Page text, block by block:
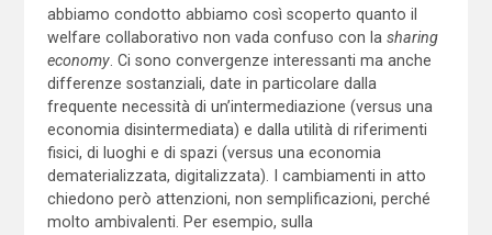
abbiamo condotto abbiamo così scoperto quanto il
welfare collaborativo non vada confuso con la sharing
economy. Ci sono convergenze interessanti ma anche
differenze sostanziali, date in particolare dalla
frequente necessità di un’intermediazione (versus una
economia disintermediata) e dalla utilità di riferimenti
fisici, di luoghi e di spazi (versus una economia
dematerializzata, digitalizzata). I cambiamenti in atto
chiedono però attenzioni, non semplificazioni, perché
molto ambivalenti. Per esempio, sulla